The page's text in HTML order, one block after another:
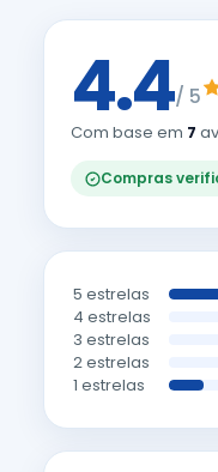
4.4/ 5
Com base em 7
Compras
5 estrelas
4 estrelas
3 estrelas
2 estrelas
1 estrelas